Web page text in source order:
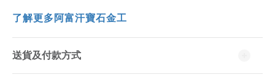
了解更多阿富汗寶石金工
送貨及付款方式